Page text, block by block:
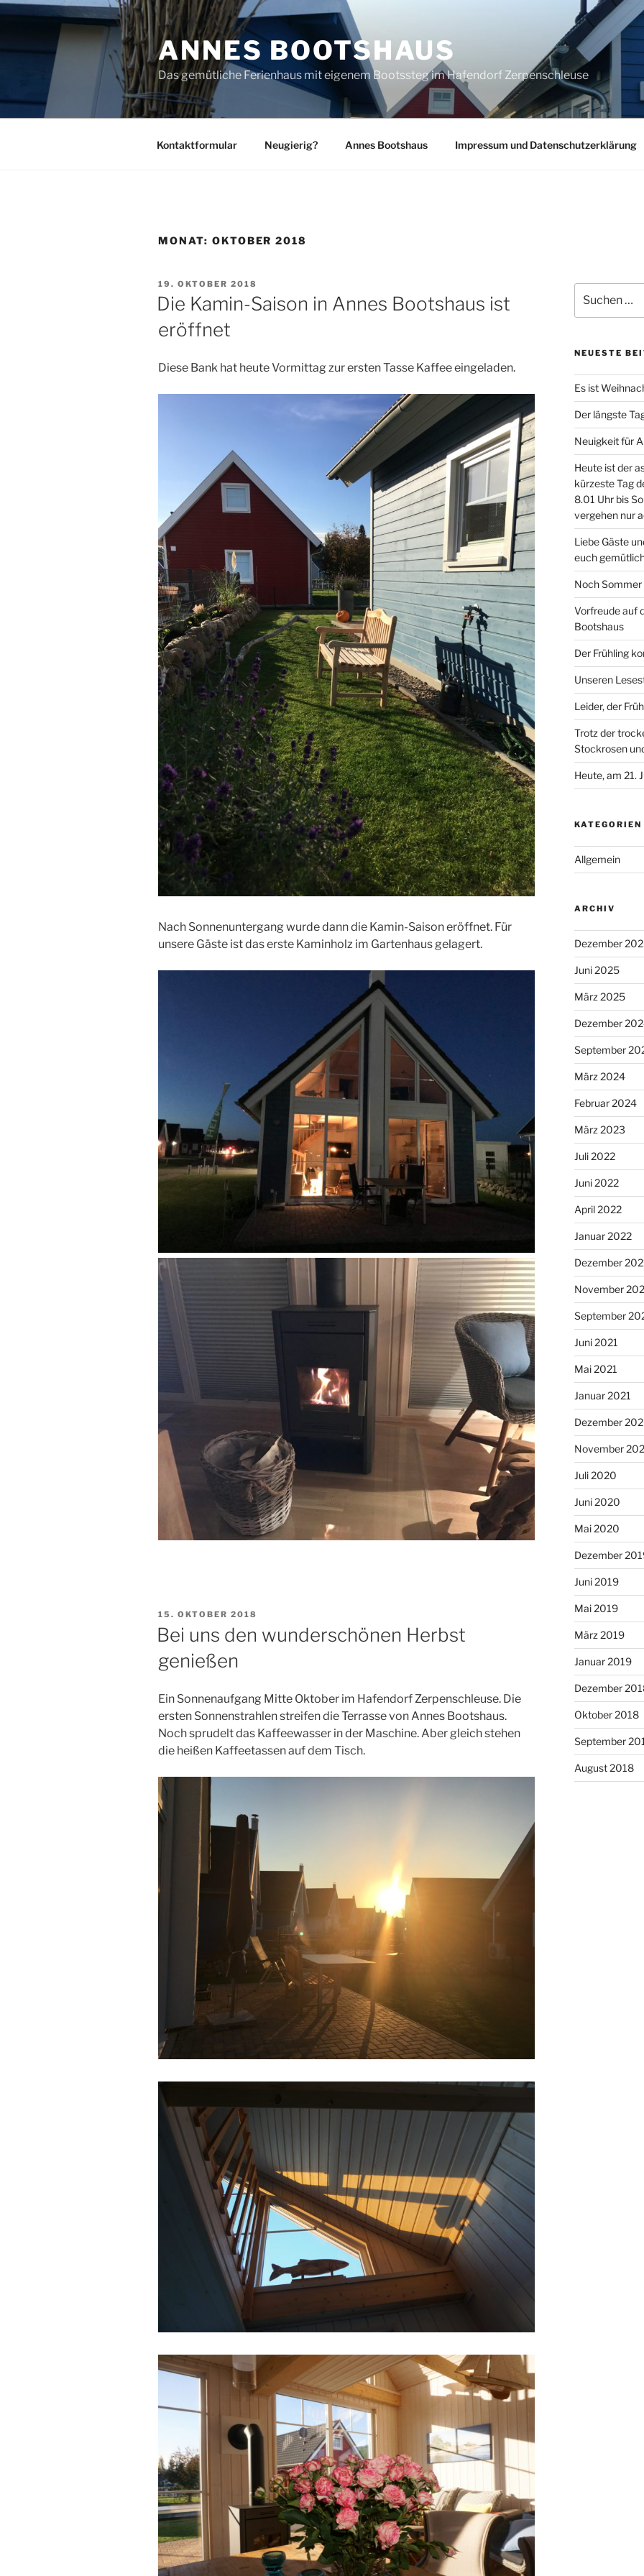
Zum
ANNES BOOTSHAUS
Das gemütliche Ferienhaus mit eigenem Bootssteg im Hafendorf Zerpenschleuse
Kontaktformular Neugierig? Annes Bootshaus Impressum und Datenschutzerklärung
MONAT: OKTOBER 2018
VERÖFFENTLICHT
AM
19. OKTOBER 2018
Die Kamin-Saison in Annes Bootshaus ist
eröffnet
Diese Bank hat heute Vormittag zur ersten Tasse Kaffee eingeladen.
Nach Sonnenuntergang wurde dann die Kamin-Saison eröffnet. Für
unsere Gäste ist das erste Kaminholz im Gartenhaus gelagert.
VERÖFFENTLICHT
AM
15. OKTOBER 2018
Bei uns den wunderschönen Herbst
genießen
Ein Sonnenaufgang Mitte Oktober im Hafendorf Zerpenschleuse. Die
ersten Sonnenstrahlen streifen die Terrasse von Annes Bootshaus.
Noch sprudelt das Kaffeewasser in der Maschine. Aber gleich stehen
die heißen Kaffeetassen auf dem Tisch.
nach:
NEUESTE
Es ist
Der längste
Neuigkeit für
Heute ist der
kürzeste Tag
8.01 Uhr bis
vergehen nur
Liebe Gäste
euch
Noch
Vorfreude auf
Bootshaus
Der Frühling
Unseren
Leider, der
Trotz der
Stockrosen
Heute, am 21.
KATEGORIEN
Allgemein
ARCHIV
Dezember
Juni 2025
März 2025
Dezember
September
März 2024
Februar 2024
März 2023
Juli 2022
Juni 2022
April 2022
Januar 2022
Dezember
November
September
Juni 2021
Mai 2021
Januar 2021
Dezember
November
Juli 2020
Juni 2020
Mai 2020
Dezember
Juni 2019
Mai 2019
März 2019
Januar 2019
Dezember
Oktober 2018
September
August 2018